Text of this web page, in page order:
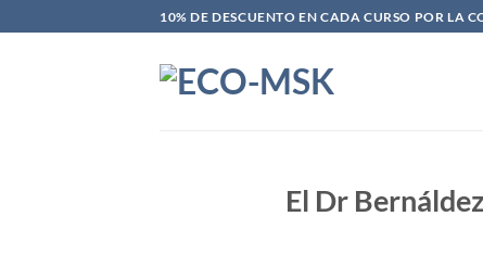
al
10% DE DESCUENTO EN CADA CURSO POR LA
El Dr